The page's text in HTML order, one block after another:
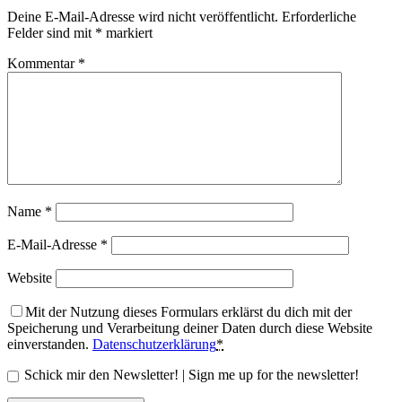
Deine E-Mail-Adresse wird nicht veröffentlicht. Erforderliche
Felder sind mit * markiert
Kommentar *
Name *
E-Mail-Adresse *
Website
Mit der Nutzung dieses Formulars erklärst du dich mit der
Speicherung und Verarbeitung deiner Daten durch diese Website
einverstanden. Datenschutzerklärung*
Schick mir den Newsletter! | Sign me up for the newsletter!